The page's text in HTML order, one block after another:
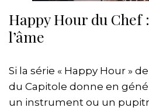
Happy Hour du Chef
l’âme
Si la série « Happy Hour »
du Capitole donne en
un instrument ou un